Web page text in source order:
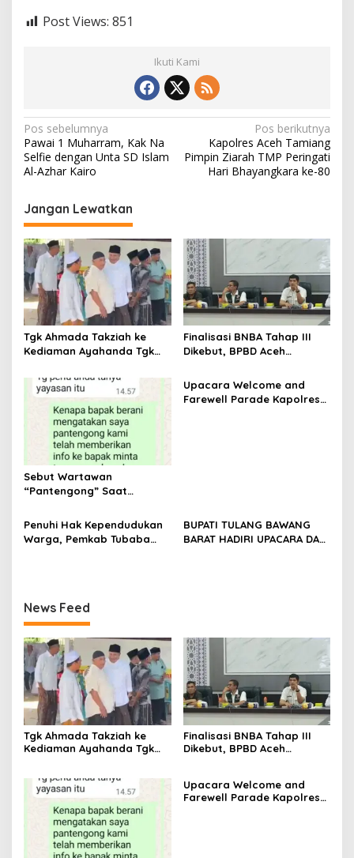
Post Views: 851
Ikuti Kami
N
a
v
i
g
a
s
i
p
o
s
Pos sebelumnya
Pawai 1 Muharram, Kak Na
Selfie dengan Unta SD Islam
Al-Azhar Kairo
Pos berikutnya
Kapolres Aceh Tamiang
Pimpin Ziarah TMP Peringati
Hari Bhayangkara ke-80
Jangan Lewatkan
Tgk Ahmada Takziah ke
Kediaman Ayahanda Tgk
Finalisasi BNBA Tahap III
Dikebut, BPBD Aceh
Penghulu untuk Vervali
Stimulan Rumah
Sebut Wartawan
“Pantengong” Saat
Diduga Langgar Hukum &
Etika, DPR‑Provinsi,
Gubernur dan PLLDA
Upacara Welcome and
Farewell Parade Kapolres
Penuhi Hak Kependudukan
Warga, Pemkab Tubaba
BUPATI TULANG BAWANG
BARAT HADIRI UPACARA DAN
News Feed
Tgk Ahmada Takziah ke
Kediaman Ayahanda Tgk
Finalisasi BNBA Tahap III
Dikebut, BPBD Aceh
Stimulan Rumah
Upacara Welcome and
Farewell Parade Kapolres